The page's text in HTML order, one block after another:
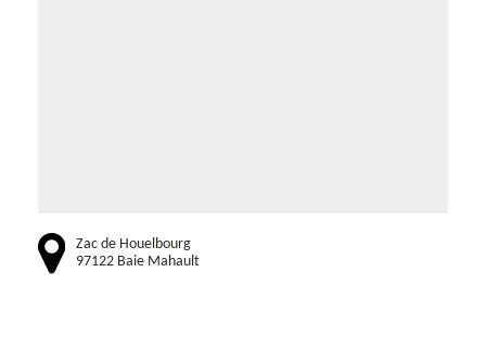
Zac de Houelbourg
97122 Baie Mahault